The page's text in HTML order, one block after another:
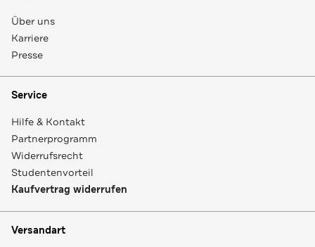
Über uns
Karriere
Presse
Service
Hilfe & Kontakt
Partnerprogramm
Widerrufsrecht
Studentenvorteil
Kaufvertrag widerrufen
Versandart